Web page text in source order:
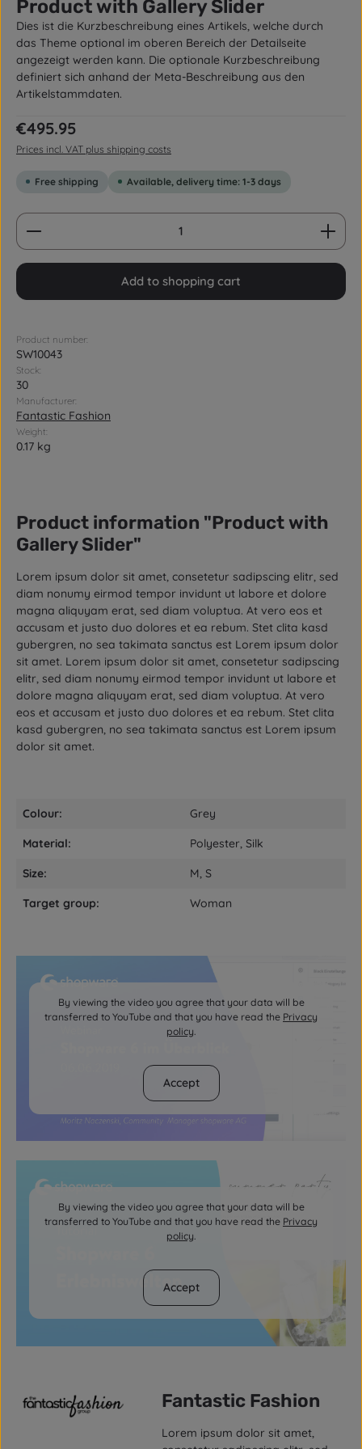
Product with Gallery Slider
Dies ist die Kurzbeschreibung eines Artikels, welche durch
das Theme optional im oberen Bereich der Detailseite
angezeigt werden kann. Die optionale Kurzbeschreibung
definiert sich anhand der Meta-Beschreibung aus den
Artikelstammdaten.
Regular price:
€495.95
Prices incl. VAT plus shipping costs
Free shipping Available, delivery time: 1-3 days
Product Quantity: Enter the desired amount or
Add to shopping cart
Product number:
SW10043
Stock:
30
Manufacturer:
Fantastic Fashion
Weight:
0.17 kg
Product information "Product with
Gallery Slider"
Lorem ipsum dolor sit amet, consetetur sadipscing elitr, sed
diam nonumy eirmod tempor invidunt ut labore et dolore
magna aliquyam erat, sed diam voluptua. At vero eos et
accusam et justo duo dolores et ea rebum. Stet clita kasd
gubergren, no sea takimata sanctus est Lorem ipsum dolor
sit amet. Lorem ipsum dolor sit amet, consetetur sadipscing
elitr, sed diam nonumy eirmod tempor invidunt ut labore et
dolore magna aliquyam erat, sed diam voluptua. At vero
eos et accusam et justo duo dolores et ea rebum. Stet clita
kasd gubergren, no sea takimata sanctus est Lorem ipsum
dolor sit amet.
Colour: Grey
Material: Polyester, Silk
Size: M, S
Target group: Woman
By viewing the video you agree that your data will be
transferred to YouTube and that you have read the Privacy
policy.
Accept
By viewing the video you agree that your data will be
transferred to YouTube and that you have read the Privacy
policy.
Accept
Fantastic Fashion
Lorem ipsum dolor sit amet,